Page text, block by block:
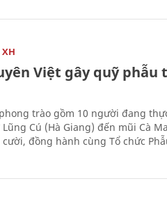
Việt gây quỹ phẫu
trào gồm 10 người đang
Cú (Hà Giang) đến mũi Cà
đồng hành cùng Tổ chức